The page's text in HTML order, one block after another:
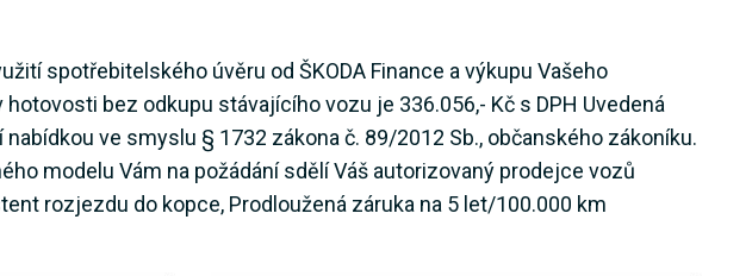
spotřebitelského úvěru od ŠKODA Finance a výkupu Vašeho
bez odkupu stávajícího vozu je 336.056,- Kč s DPH Uvedená
ve smyslu § 1732 zákona č. 89/2012 Sb., občanského zákoníku.
modelu Vám na požádání sdělí Váš autorizovaný prodejce vozů
rozjezdu do kopce, Prodloužená záruka na 5 let/100.000 km